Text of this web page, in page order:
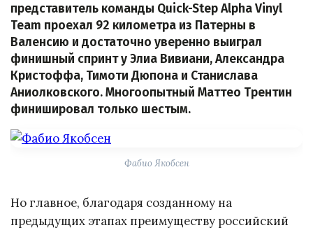
представитель команды Quick-Step Alpha Vinyl
Team проехал 92 километра из Патерны в
Валенсию и достаточно уверенно выиграл
финишный спринт у Элиа Вивиани, Александра
Кристоффа, Тимоти Дюпона и Станислава
Аниолковского. Многоопытный Маттео Трентин
финишировал только шестым.
Фабио Якобсен
Но главное, благодаря созданному на
предыдущих этапах преимуществу российский